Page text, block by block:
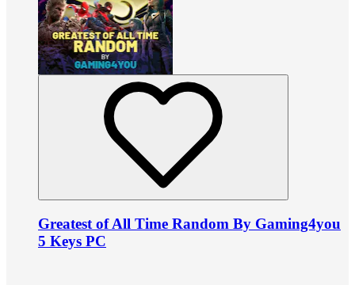
Greatest of All Time Random By Gaming4you
5 Keys PC